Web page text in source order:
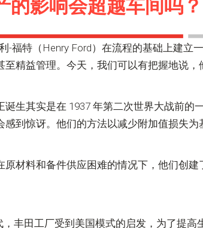
的影响会超越车间吗？
-福特（Henry Ford）在流程的基础上建立
至精益管理。今天，我们可以有把握地说，
诞生其实是在 1937 年第二次世界大战前的
感到惊讶。他们的方法以减少附加值损失为
原材料和备件供应困难的情况下，他们创建
，丰田工厂受到美国模式的启发，为了提高